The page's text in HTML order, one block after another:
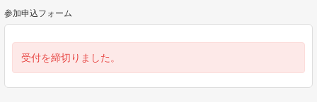
参加申込フォーム
受付を締切りました。